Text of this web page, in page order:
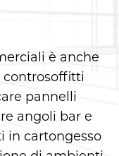
è anche
controsoffitti
pannelli
angoli bar e
in cartongesso